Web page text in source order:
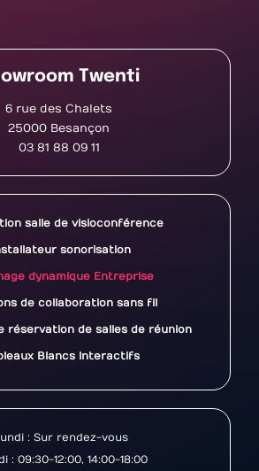
Twenti
6 rue des Chalets
25000 Besançon
03 81 88 09 11
salle de visioconférence
sonorisation
dynamique Entreprise
de collaboration sans fil
réservation de salles de réunion
Blancs Interactifs
: Sur rendez-vous
: 09:30-12:00, 14:00-18:00